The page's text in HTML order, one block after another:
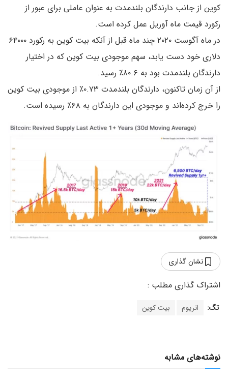
کوین از جانب دارندگان بلندمدت به عنوان عاملی برای عبور از
رکورد قیمت ماه آوریل عمل کرده است.
در ماه آگوست ۲۰۲۰ چند ماه قبل از آنکه بیت کوین به رکورد ۶۴۰۰۰
دلاری خود دست یابد، سهم موجودی بیت کوین که در اختیار
دارندگان بلندمدت بود به ۸۰.۶٪ رسید.
از آن زمان تاکنون، دارندگان بلندمدت ۰.۷۳٪ از موجودی بیت کوین
را خرج کرده‌اند و موجودی این دارندگان به ۶۸٪ رسیده است.
نشان گذاری
تگ: اتریوم بیت کوین
نوشته‌های مشابه